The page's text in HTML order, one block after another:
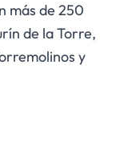
más de 250
de la Torre,
y